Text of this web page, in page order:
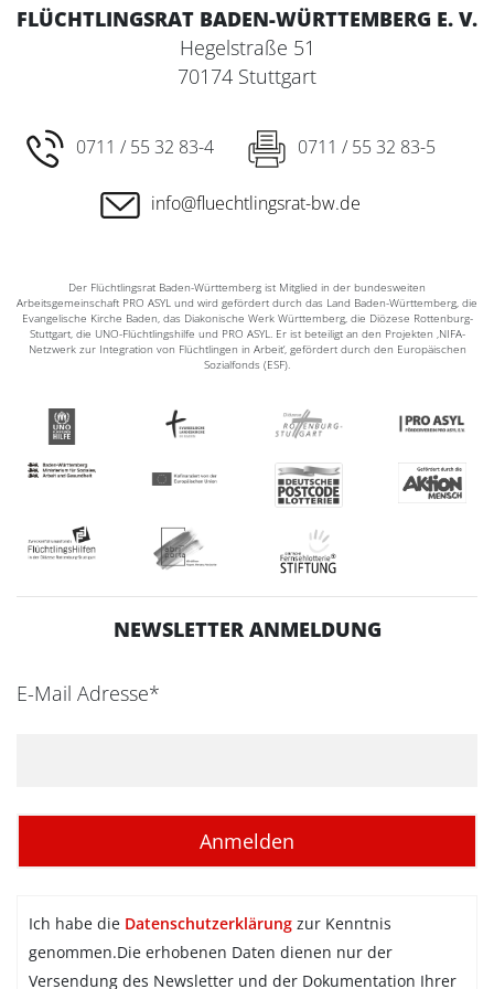
FLÜCHTLINGSRAT BADEN-WÜRTTEMBERG E. V.
Hegelstraße 51
70174 Stuttgart
0711 / 55 32 83-4 0711 / 55 32 83-5
info@fluechtlingsrat-bw.de
Der Flüchtlingsrat Baden-Württemberg ist Mitglied in der bundesweiten
Arbeitsgemeinschaft PRO ASYL und wird gefördert durch das Land Baden-Württemberg, die
Evangelische Kirche Baden, das Diakonische Werk Württemberg, die Diözese Rottenburg-
Stuttgart, die UNO-Flüchtlingshilfe und PRO ASYL. Er ist beteiligt an den Projekten ‚NIFA-
Netzwerk zur Integration von Flüchtlingen in Arbeit‘, gefördert durch den Europäischen
Sozialfonds (ESF).
NEWSLETTER ANMELDUNG
E-Mail Adresse*
Ich habe die Datenschutzerklärung zur Kenntnis
genommen.Die erhobenen Daten dienen nur der
Versendung des Newsletter und der Dokumentation Ihrer